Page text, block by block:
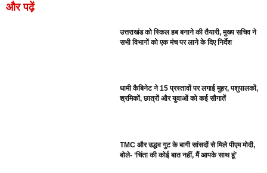
और पढ़ें
उत्तराखंड को स्किल हब बनाने की तैयारी, मुख्य सचिव ने
सभी विभागों को एक मंच पर लाने के दिए निर्देश
धामी कैबिनेट ने 15 प्रस्तावों पर लगाई मुहर, पशुपालकों,
श्रमिकों, छात्रों और युवाओं को कई सौगातें
TMC और उद्धव गुट के बागी सांसदों से मिले पीएम मोदी,
बोले- ‘चिंता की कोई बात नहीं, मैं आपके साथ हूं’